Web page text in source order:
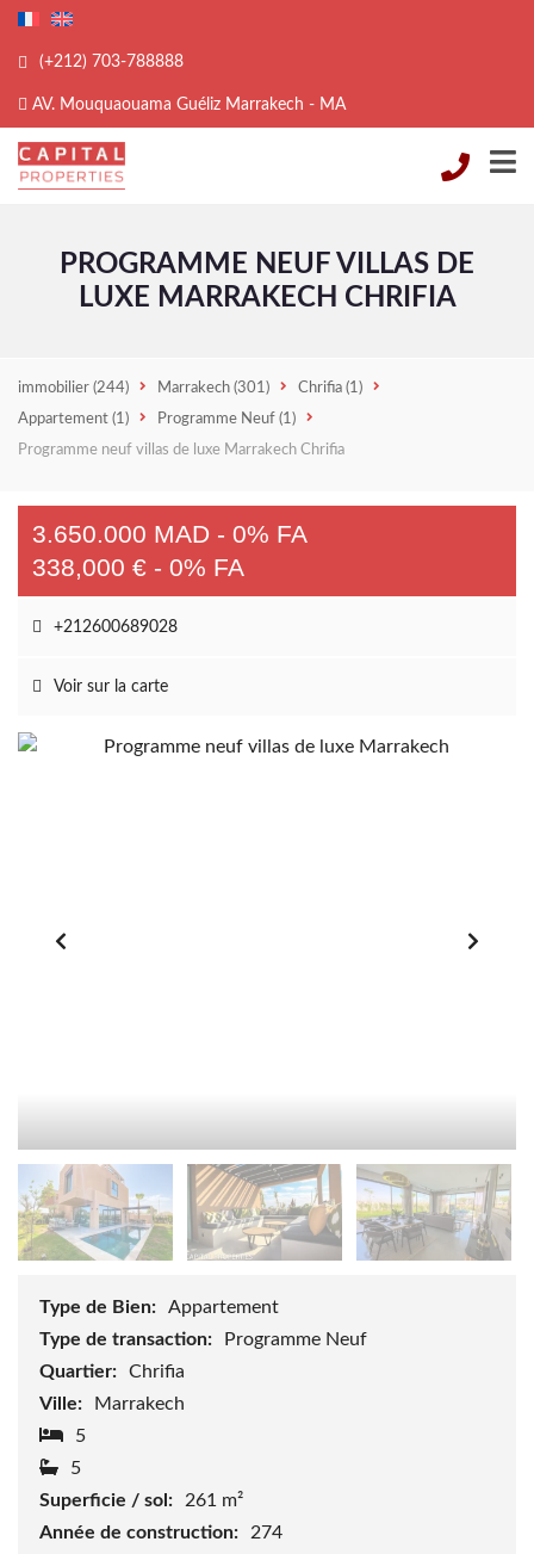
(+212) 703-788888
AV. Mouquaouama Guéliz Marrakech - MA
PROGRAMME NEUF VILLAS DE
LUXE MARRAKECH CHRIFIA
immobilier (244) Marrakech (301) Chrifia (1)
Appartement (1) Programme Neuf (1)
Programme neuf villas de luxe Marrakech Chrifia
3.650.000 MAD - 0% FA
338,000 € - 0% FA
+212600689028
Voir sur la carte
Type de Bien:
Appartement
Type de transaction:
Programme Neuf
Quartier:
Chrifia
Ville:
Marrakech
5
5
Superficie / sol:
261 m²
Année de construction:
274